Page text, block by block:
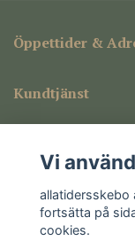
Öppettider &
Kundtjänst
Sociala medier
Vi
allatidersskebo
fortsätta på
cookies.